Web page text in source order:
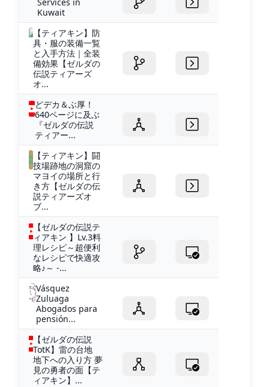
Kuwait
【ティアキン】防
具・服の装備一覧
と入手方法｜全装
備効果【ゼルダの
伝説ティアーズ
オ...
どデカ＆ぶ厚！
640ページに及ぶ
『ゼルダの伝説
ティアー...
【ティアキン】闘
技場跡地の洞窟の
マヨイの場所と行
き方【ゼルダの伝
説ティアーズオ
ブ...
【ゼルダの伝説テ
ィアキン 】Lv.3料
理レシピ～超便利
なレシピで快適攻
略♪～ -...
Vásquez
Zuluaga
Abogados para
pensión...
【ゼルダの伝説
TotK】雷の台地
地下への入り方 夢
見の勇者の面【テ
ィアキン】...